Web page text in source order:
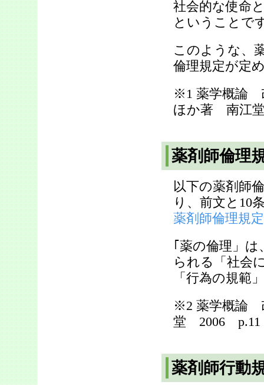
社会的な使命
ということで
このような、
倫理規定が定
※1 薬学概論
ほか著 南江
薬剤師倫理
以下の薬剤師
り、前文と10
薬剤師倫理規定
｢薬の倫理」
られる「社会
「行為の規範
※2 薬学概論
堂 2006 p.11
薬剤師行動